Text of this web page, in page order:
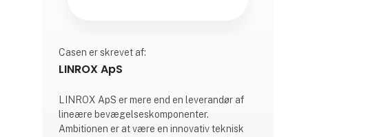
Casen er skrevet af:
LINROX ApS
LINROX ApS er mere end en leverandør af
lineære bevægelseskomponenter.
Ambitionen er at være en innovativ teknisk